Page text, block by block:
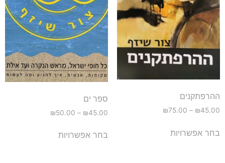
ההרפתקנים
₪45.00
–
₪75.00
בחר אפשרויות
ספר ים
₪45.00
–
₪50.00
בחר אפשרויות